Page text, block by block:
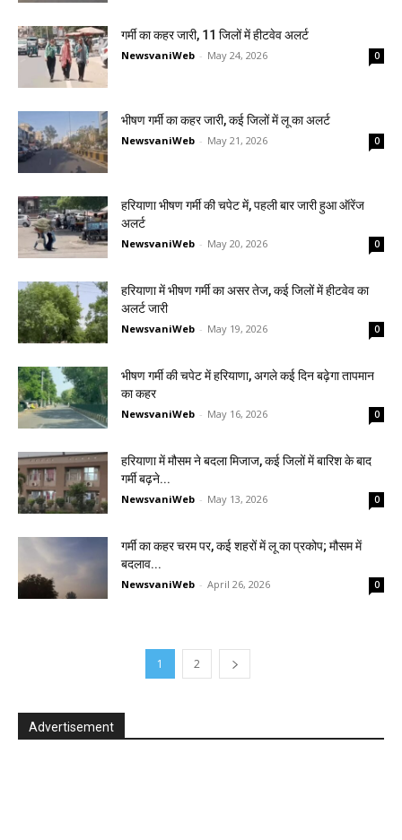
गर्मी का कहर जारी, 11 जिलों में हीटवेव अलर्ट
NewsvaniWeb - May 24, 2026 0
भीषण गर्मी का कहर जारी, कई जिलों में लू का अलर्ट
NewsvaniWeb - May 21, 2026 0
हरियाणा भीषण गर्मी की चपेट में, पहली बार जारी हुआ ऑरेंज
अलर्ट
NewsvaniWeb - May 20, 2026 0
हरियाणा में भीषण गर्मी का असर तेज, कई जिलों में हीटवेव का
अलर्ट जारी
NewsvaniWeb - May 19, 2026 0
भीषण गर्मी की चपेट में हरियाणा, अगले कई दिन बढ़ेगा तापमान
का कहर
NewsvaniWeb - May 16, 2026 0
हरियाणा में मौसम ने बदला मिजाज, कई जिलों में बारिश के बाद
गर्मी बढ़ने...
NewsvaniWeb - May 13, 2026 0
गर्मी का कहर चरम पर, कई शहरों में लू का प्रकोप; मौसम में
बदलाव...
NewsvaniWeb - April 26, 2026 0
1 2
Advertisement